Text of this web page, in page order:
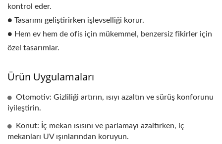
kontrol eder.
● Tasarımı geliştirirken işlevselliği korur.
● Hem ev hem de ofis için mükemmel, benzersiz fikirler için
özel tasarımlar.
Ürün Uygulamaları
Otomotiv: Gizliliği artırın, ısıyı azaltın ve sürüş konforunu
iyileştirin.
Konut: İç mekan ısısını ve parlamayı azaltırken, iç
mekanları UV ışınlarından koruyun.